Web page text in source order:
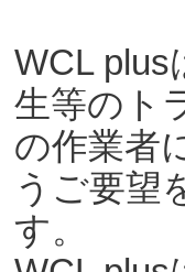
WCL plus
生等のト
の作業者
うご要望
す。